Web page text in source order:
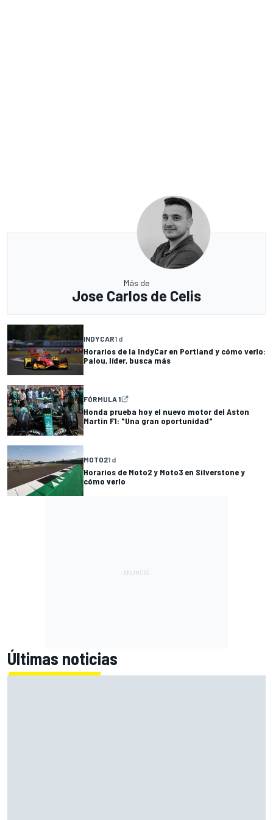
Más de
Jose Carlos de Celis
INDYCAR1 d
Horarios de la IndyCar en Portland y cómo verlo:
Palou, líder, busca más
FÓRMULA 1
Honda prueba hoy el nuevo motor del Aston
Martin F1: "Una gran oportunidad"
MOTO21 d
Horarios de Moto2 y Moto3 en Silverstone y
cómo verlo
Últimas noticias